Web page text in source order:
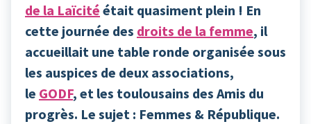
de la Laïcité était quasiment plein ! En
cette journée des droits de la femme, il
accueillait une table ronde organisée sous
les auspices de deux associations,
le GODF, et les toulousains des Amis du
progrès. Le sujet : Femmes & République.